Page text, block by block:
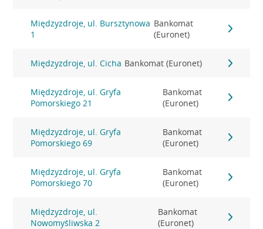
Międzyzdroje, ul. Bursztynowa
1
Bankomat
(Euronet)
Międzyzdroje, ul. Cicha Bankomat (Euronet)
Międzyzdroje, ul. Gryfa
Pomorskiego 21
Bankomat
(Euronet)
Międzyzdroje, ul. Gryfa
Pomorskiego 69
Bankomat
(Euronet)
Międzyzdroje, ul. Gryfa
Pomorskiego 70
Bankomat
(Euronet)
Międzyzdroje, ul.
Nowomyśliwska 2
Bankomat
(Euronet)